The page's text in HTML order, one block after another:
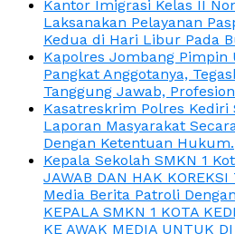
Kantor Imigrasi Kelas II
Laksanakan Pelayanan
Kedua di Hari Libur Pada
Kapolres Jombang Pimpin
Pangkat Anggotanya,
Tanggung Jawab,
Kasatreskrim Polres Kediri
Laporan Masyarakat
Dengan Ketentuan Hukum.
Kepala Sekolah SMKN 1
JAWAB DAN HAK
Media Berita Patroli
KEPALA SMKN 1 KOTA
KE AWAK MEDIA UNTUK